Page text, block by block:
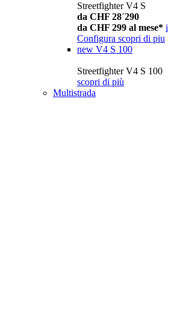
Streetfighter V4 S
da CHF 28´290
da CHF 299 al mese* i
Configura scopri di piu
new V4 S 100
Streetfighter V4 S 100
scopri di più
Multistrada